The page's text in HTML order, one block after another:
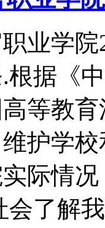
职业学
《中
等教
护学
实际情
会了解